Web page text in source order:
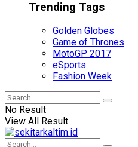
Trending Tags
Golden Globes
Game of Thrones
MotoGP 2017
eSports
Fashion Week
No Result
View All Result